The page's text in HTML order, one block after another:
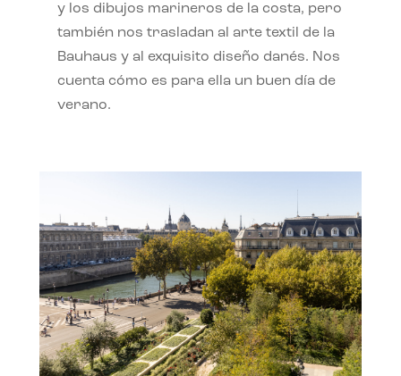
y los dibujos marineros de la costa, pero
también nos trasladan al arte textil de la
Bauhaus y al exquisito diseño danés. Nos
cuenta cómo es para ella un buen día de
verano.